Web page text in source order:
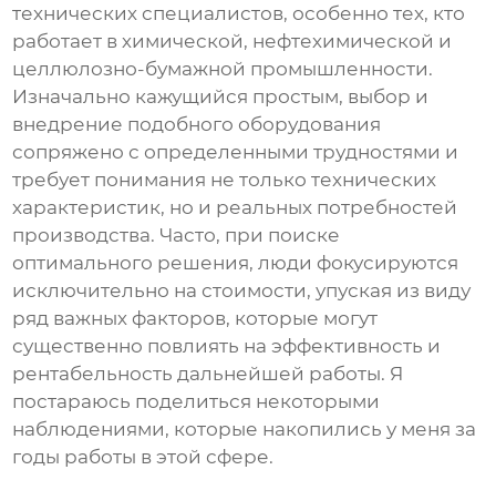
технических специалистов, особенно тех, кто
работает в химической, нефтехимической и
целлюлозно-бумажной промышленности.
Изначально кажущийся простым, выбор и
внедрение подобного оборудования
сопряжено с определенными трудностями и
требует понимания не только технических
характеристик, но и реальных потребностей
производства. Часто, при поиске
оптимального решения, люди фокусируются
исключительно на стоимости, упуская из виду
ряд важных факторов, которые могут
существенно повлиять на эффективность и
рентабельность дальнейшей работы. Я
постараюсь поделиться некоторыми
наблюдениями, которые накопились у меня за
годы работы в этой сфере.